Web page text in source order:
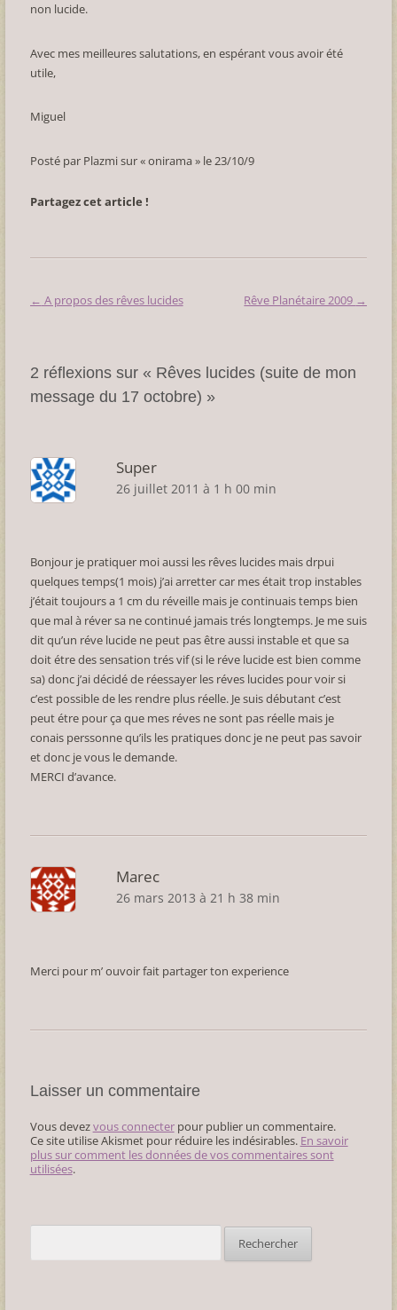
non lucide.
Avec mes meilleures salutations, en espérant vous avoir été
utile,
Miguel
Posté par Plazmi sur « onirama » le 23/10/9
Partagez cet article !
← A propos des rêves lucides Rêve Planétaire 2009 →
2 réflexions sur « Rêves lucides (suite de mon
message du 17 octobre) »
Super
26 juillet 2011 à 1 h 00 min
Bonjour je pratiquer moi aussi les rêves lucides mais drpui
quelques temps(1 mois) j’ai arretter car mes était trop instables
j’était toujours a 1 cm du réveille mais je continuais temps bien
que mal à réver sa ne continué jamais trés longtemps. Je me suis
dit qu’un réve lucide ne peut pas être aussi instable et que sa
doit étre des sensation trés vif (si le réve lucide est bien comme
sa) donc j’ai décidé de réessayer les réves lucides pour voir si
c’est possible de les rendre plus réelle. Je suis débutant c’est
peut étre pour ça que mes réves ne sont pas réelle mais je
conais perssonne qu’ils les pratiques donc je ne peut pas savoir
et donc je vous le demande.
MERCI d’avance.
Marec
26 mars 2013 à 21 h 38 min
Merci pour m’ ouvoir fait partager ton experience
Laisser un commentaire
Vous devezvous connecterpour publier un commentaire.
Ce site utilise Akismet pour réduire les indésirables. En savoir
plus sur comment les données de vos commentaires sont
utilisées.